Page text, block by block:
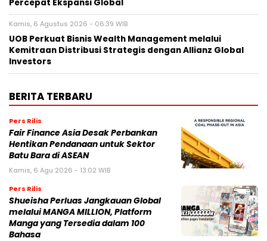
Percepat Ekspansi Global
Kamis, 6 Agustus 2026 - 06:39 WIB
UOB Perkuat Bisnis Wealth Management melalui
Kemitraan Distribusi Strategis dengan Allianz Global
Investors
BERITA TERBARU
Pers Rilis
Fair Finance Asia Desak Perbankan
Hentikan Pendanaan untuk Sektor
Batu Bara di ASEAN
Kamis, 6 Agu 2026 - 13:02 WIB
Pers Rilis
Shueisha Perluas Jangkauan Global
melalui MANGA MILLION, Platform
Manga yang Tersedia dalam 100
Bahasa